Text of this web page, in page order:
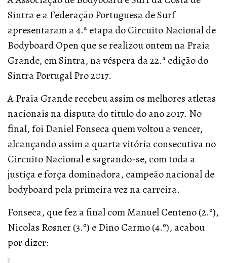
Sintra e a Federação Portuguesa de Surf
apresentaram a 4.ª etapa do Circuito Nacional de
Bodyboard Open que se realizou ontem na Praia
Grande, em Sintra, na véspera da 22.ª edição do
Sintra Portugal Pro 2017.
A Praia Grande recebeu assim os melhores atletas
nacionais na disputa do titulo do ano 2017. No
final, foi Daniel Fonseca quem voltou a vencer,
alcançando assim a quarta vitória consecutiva no
Circuito Nacional e sagrando-se, com toda a
justiça e força dominadora, campeão nacional de
bodyboard pela primeira vez na carreira.
Fonseca, que fez a final com Manuel Centeno (2.º),
Nicolas Rosner (3.º) e Dino Carmo (4.º), acabou
por dizer: